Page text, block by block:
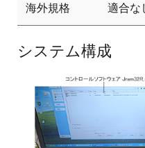
海外規格 適合な
システム構成